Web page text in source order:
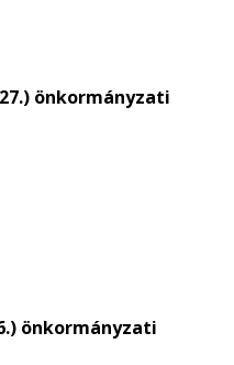
önkormányzati
önkormányzati